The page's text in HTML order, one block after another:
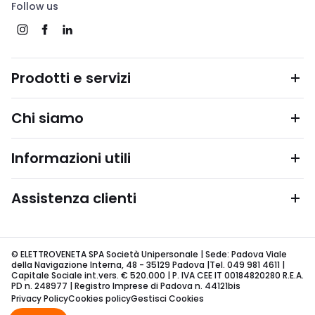
Follow us
Prodotti e servizi
Chi siamo
Informazioni utili
Assistenza clienti
© ELETTROVENETA SPA Società Unipersonale | Sede: Padova Viale
della Navigazione Interna, 48 - 35129 Padova |Tel. 049 981 4611 |
Capitale Sociale int.vers. € 520.000 | P. IVA CEE IT 00184820280 R.E.A.
PD n. 248977 | Registro Imprese di Padova n. 44121bis
Privacy PolicyCookies policyGestisci Cookies